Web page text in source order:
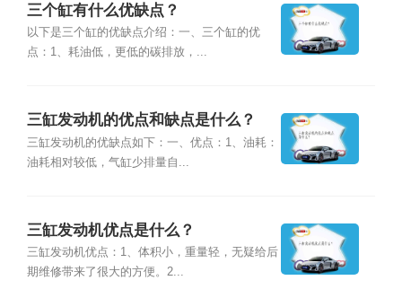
三个缸有什么优缺点？
以下是三个缸的优缺点介绍：一、三个缸的优
点：1、耗油低，更低的碳排放，...
三缸发动机的优点和缺点是什么？
三缸发动机的优缺点如下：一、优点：1、油耗：
油耗相对较低，气缸少排量自...
三缸发动机优点是什么？
三缸发动机优点：1、体积小，重量轻，无疑给后
期维修带来了很大的方便。2...